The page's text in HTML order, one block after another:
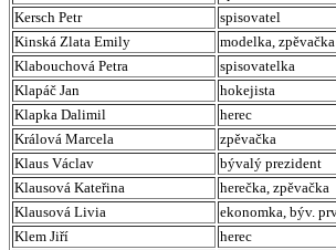
Kersch Petr
spisovatel
Kinská Zlata Emily
modelka, zpěvačka
Klabouchová Petra
spisovatelka
Klapáč Jan
hokejista
Klapka Dalimil
herec
Králová Marcela
zpěvačka
Klaus Václav
bývalý prezident
Klausová Kateřina
herečka, zpěvačka
Klausová Livia
ekonomka, býv.
Klem Jiří
herec